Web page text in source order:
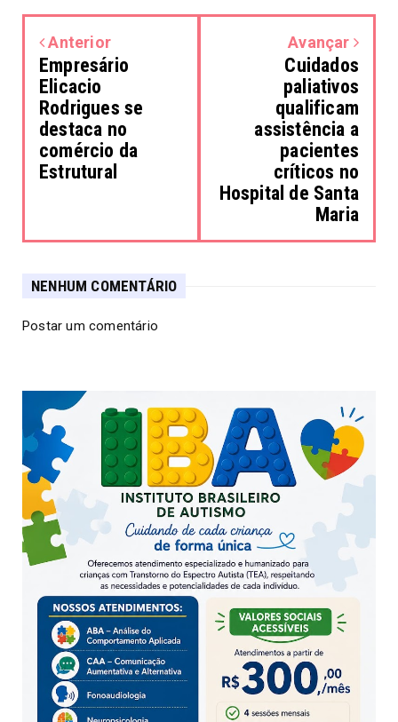
Anterior
Empresário
Elicacio
Rodrigues se
destaca no
comércio da
Estrutural
Avançar
Cuidados
paliativos
qualificam
assistência a
pacientes
críticos no
Hospital de Santa
Maria
NENHUM COMENTÁRIO
Postar um comentário